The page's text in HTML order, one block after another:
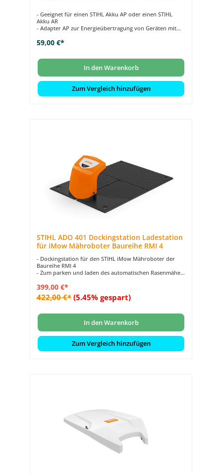
- Geeignet für einen STIHL Akku AP oder einen STIHL
Akku AR
- Adapter AP zur Energieübertragung von Geräten mit
- Energieübertagung per Gürteltasche AP mit
59,00 €*
In den Warenkorb
Zum Vergleich hinzufügen
STIHL ADO 401 Dockingstation Ladestation
für iMow Mähroboter Baureihe RMI 4
- Dockingstation für den STIHL iMow Mähroboter der
Baureihe RMI 4
- Zum parken und laden des automatischen Rasenmäher
399,00 €*
422,00 €* (5.45% gespart)
In den Warenkorb
Zum Vergleich hinzufügen